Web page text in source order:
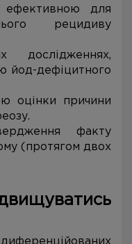
для
рецидиву
дослідженнях,
йод-дефіцитного
оцінки причини
факту
(протягом двох